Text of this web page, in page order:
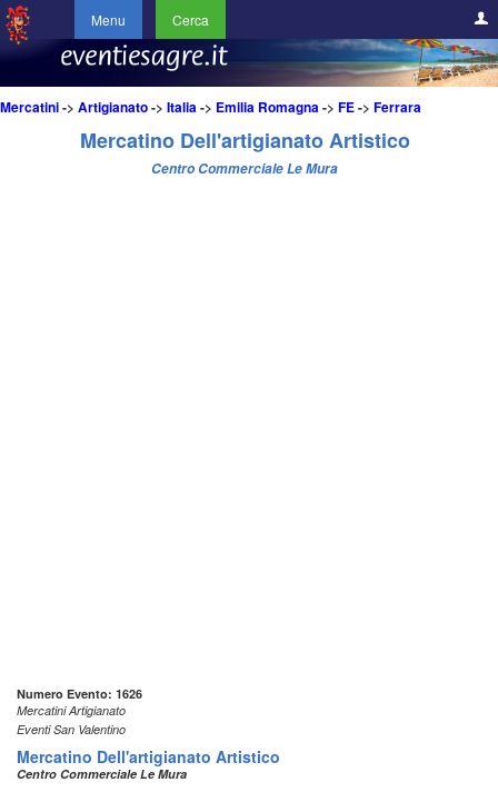
Menu Cerca
Mercatini-> Artigianato-> Italia-> Emilia Romagna-> FE-> Ferrara
Mercatino Dell'artigianato Artistico
Centro Commerciale Le Mura
Numero Evento: 1626
Mercatini Artigianato
Eventi San Valentino
Mercatino Dell'artigianato Artistico
Centro Commerciale Le Mura